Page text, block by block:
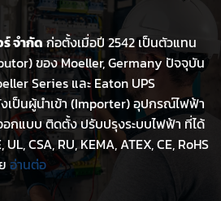
จำกัด ก่อตั้งเมื่อปี 2542 เป็นตัวแทน
ของ Moeller, Germany ปัจจุบัน
Series และ Eaton UPS
เป็นผู้นำเข้า (Importer) อุปกรณ์ไฟฟ้า
กแบบ ติดตั้ง ปรับปรุงระบบไฟฟ้า ที่ได้
CSA, RU, KEMA, ATEX, CE, RoHS
อ่านต่อ